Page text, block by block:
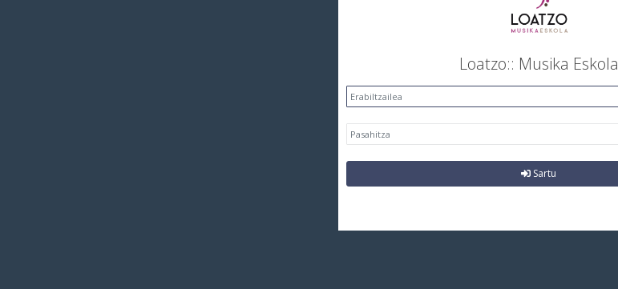
Loatzo:: Musika Eskola
Sartu